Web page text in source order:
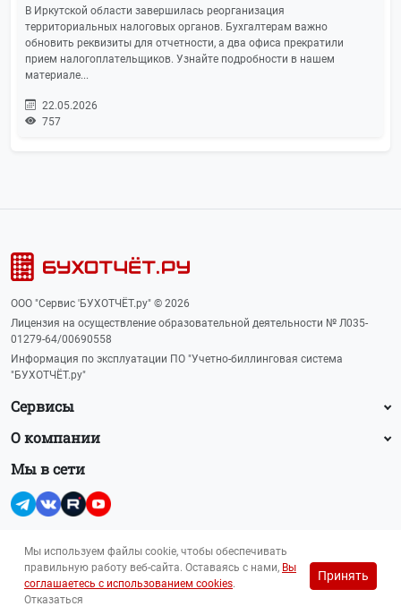
В Иркутской области завершилась реорганизация
территориальных налоговых органов. Бухгалтерам важно
обновить реквизиты для отчетности, а два офиса прекратили
прием налогоплательщиков. Узнайте подробности в нашем
материале...
22.05.2026
757
ООО "Сервис 'БУХОТЧЁТ.ру" © 2026
Лицензия на осуществление образовательной деятельности № Л035-
01279-64/00690558
Информация по эксплуатации ПО "Учетно-биллинговая система
"БУХОТЧЁТ.ру"
Сервисы
О компании
Мы в сети
Для лиц 16+
Прайс-лист на рекламу (PDF, 145 Кб)
Мы используем файлы cookie, чтобы обеспечивать
правильную работу веб-сайта. Оставаясь с нами, Вы
соглашаетесь с использованием cookies.
Отказаться
Принять